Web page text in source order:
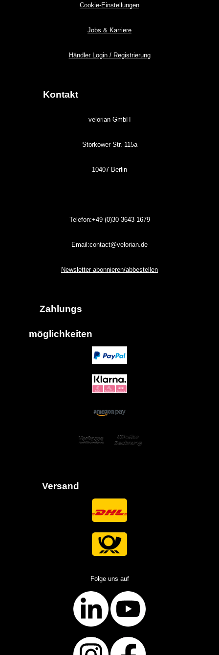
Cookie-Einstellungen
Jobs & Karriere
Händler Login / Registrierung
Kontakt
velorian GmbH
Storkower Str. 115a
10407 Berlin
Telefon:+49 (0)3036431679
Email:contact@velorian.de
Newsletter abonnieren/abbestellen
Zahlungs
möglich keiten
Versand
Folge uns auf